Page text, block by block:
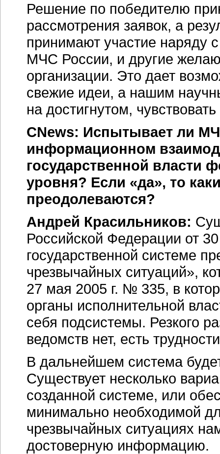
Решение по победителю
рассмотрения заявок, а
принимают участие наряду
МЧС России, и другие
организации. Это дает
свежие идеи, а нашим
на достигнутом,
CNews: Испытывает ли
информационном
государственной власти
уровня? Если «да», то
преодолеваются?
Андрей Красильников:
Российской Федерации от
государственной системе
чрезвычайных ситуаций»,
27 мая 2005 г. № 335, в
органы исполнительной
себя подсистемы. Резкого
ведомств нет, есть
В дальнейшем система
Существует несколько
созданной системе, или
минимально необходимой
чрезвычайных ситуациях
достоверную информацию.